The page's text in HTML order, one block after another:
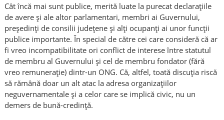
Cât încă mai sunt publice, merită luate la purecat declarațiile
de avere și ale altor parlamentari, membri ai Guvernului,
președinți de consilii județene și alți ocupanți ai unor funcții
publice importante. În special de către cei care consideră că ar
fi vreo incompatibilitate ori conflict de interese între statutul
de membru al Guvernului și cel de membru fondator (fără
vreo remunerație) dintr-un ONG. Că, altfel, toată discuția riscă
să rămână doar un alt atac la adresa organizațiilor
neguvernamentale și a celor care se implică civic, nu un
demers de bună-credință.